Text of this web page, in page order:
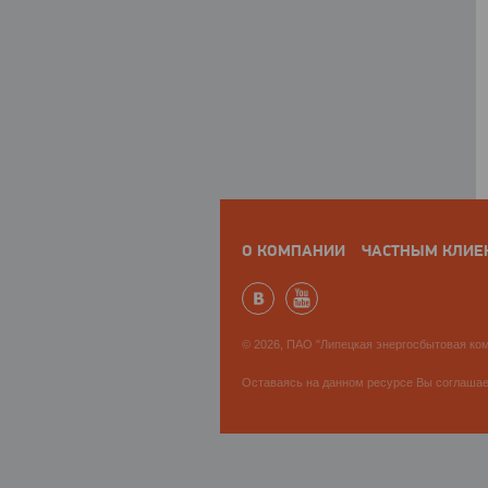
О КОМПАНИИ ЧАСТНЫМ
© 2026, ПАО "Липецкая энергосбытовая
Оставаясь на данном ресурсе Вы